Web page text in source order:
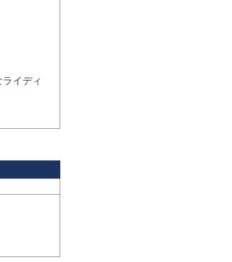
イディ